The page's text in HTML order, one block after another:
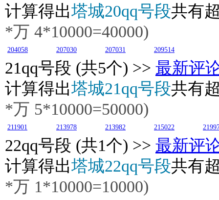
计算得出塔城20qq号段共有
*万 4*10000=40000)
204058 207030 207031 209514
21qq号段 (共5个) >> 最新评
计算得出塔城21qq号段共有
*万 5*10000=50000)
211901 213978 213982 215022
22qq号段 (共1个) >> 最新评
计算得出塔城22qq号段共有
*万 1*10000=10000)